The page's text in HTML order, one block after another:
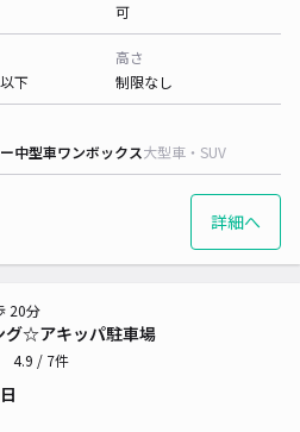
可
下
高さ
制限なし
中型車ワンボックス大型車・SUV
詳細へ
グ☆アキッパ駐車場
20分
4.9 / 7件